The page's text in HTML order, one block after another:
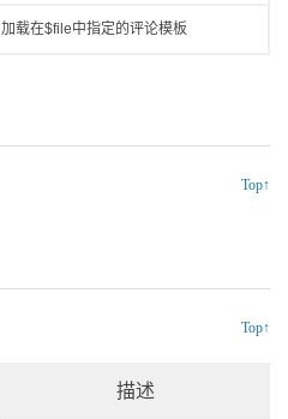
加载在$file中指定的评论模板
Top↑
Top↑
描述